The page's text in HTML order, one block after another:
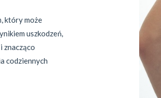
który może
uszkodzeń,
znacząco
codziennych